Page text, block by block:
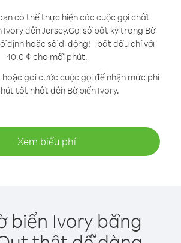
có thể thực hiện các cuộc gọi chất
đến Jersey.Gọi số bất kỳ trong Bờ
định hoặc số di động! - bắt đầu chỉ với
40.0 ¢ cho mỗi phút.
gói cước cuộc gọi để nhận mức phí
tốt nhất đến Bờ biển Ivory.
Xem biểu phí
biển Ivory bằng